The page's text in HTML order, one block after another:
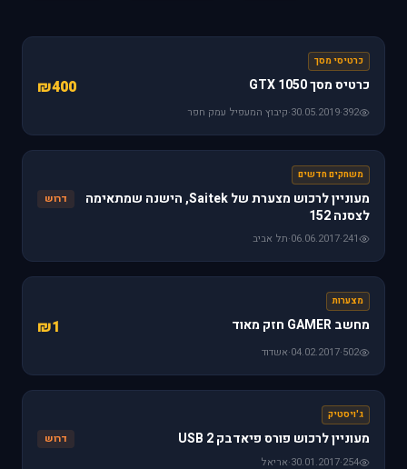
כרטיסי מסך
כרטיס מסך GTX 1050 ₪400
392
·
30.05.2019
·קיבוץ המעפיל עמק חפר
משחקים חדשים
מעוניין לרכוש מצערת של Saitek, הישנה שמתאימה
לצסנה 152
דרוש
241
·
06.06.2017
·תל אביב
מצערות
מחשב GAMER חזק מאוד ₪1
502
·
04.02.2017
·אשדוד
ג'ויסטיק
מעוניין לרכוש פורס פיאדבק 2 USB
דרוש
254
·
30.01.2017
·אריאל